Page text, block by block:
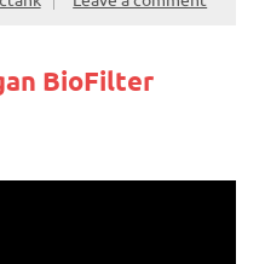
BioFilter